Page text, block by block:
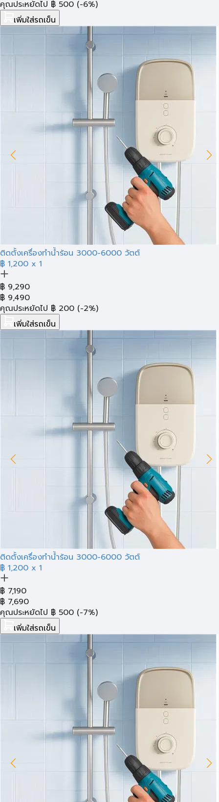
คุณประหยัดไป ฿ 500 (-6%)
เพิ่มใส่รถเข็น
ติดตั้งเครื่องทำน้ำร้อน 3000-6000 วัตต์
฿ 1,200 x 1
฿ 9,290
฿ 9,490
คุณประหยัดไป ฿ 200 (-2%)
เพิ่มใส่รถเข็น
ติดตั้งเครื่องทำน้ำร้อน 3000-6000 วัตต์
฿ 1,200 x 1
฿ 7,190
฿ 7,690
คุณประหยัดไป ฿ 500 (-7%)
เพิ่มใส่รถเข็น